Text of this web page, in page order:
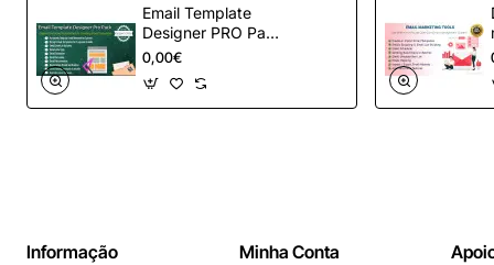
Email Template
Designer PRO Pack
– Automação de e-
mail definitiva para
OpenCart
0,00€
Informação Minha Conta